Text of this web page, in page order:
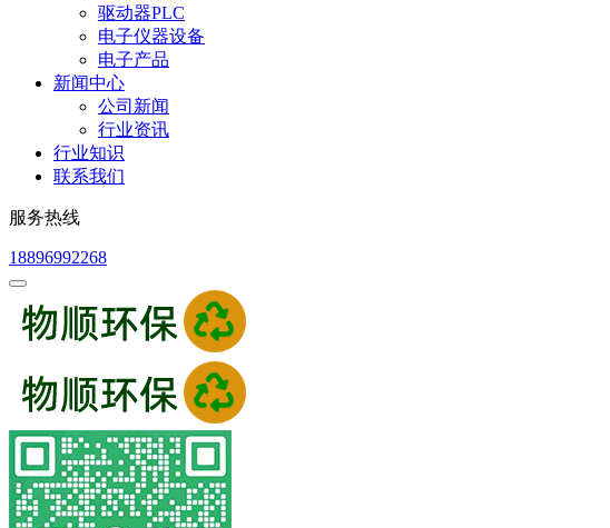
驱动器PLC
电子仪器设备
电子产品
新闻中心
公司新闻
行业资讯
行业知识
联系我们
服务热线
18896992268